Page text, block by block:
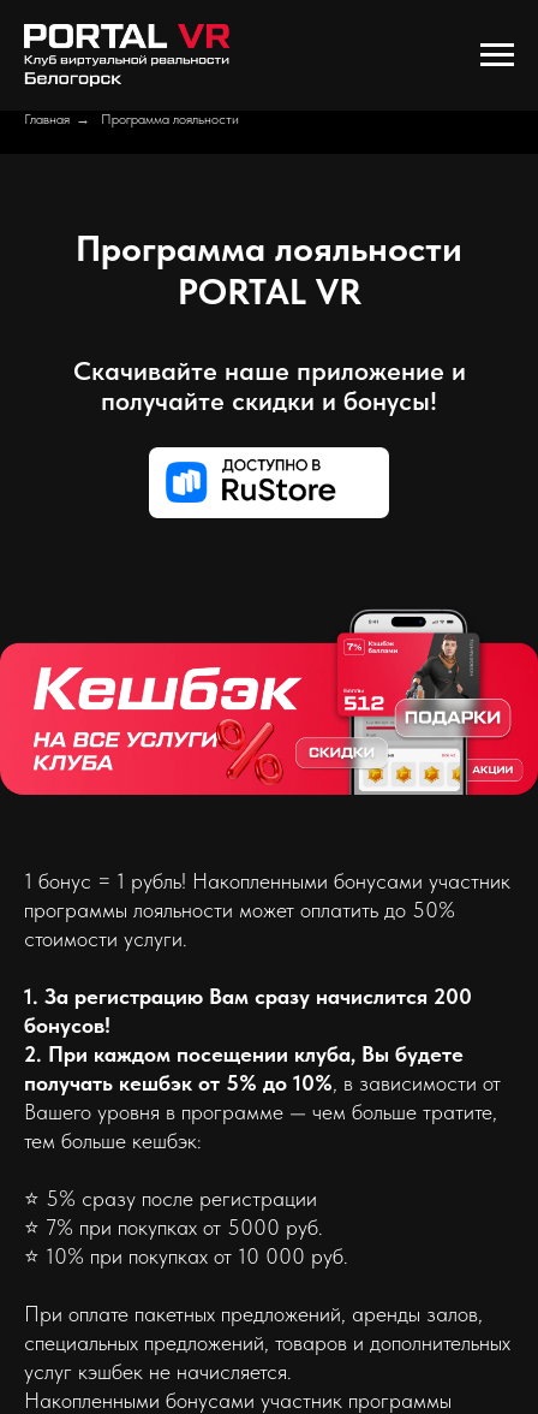
Главная → Программа лояльности
Программа лояльности
PORTAL VR
Скачивайте наше приложение и
получайте скидки и бонусы!
1 бонус = 1 рубль! Накопленными бонусами участник
программы лояльности может оплатить до 50%
стоимости услуги.
1. За регистрацию Вам сразу начислится 200
бонусов!
2. При каждом посещении клуба, Вы будете
получать кешбэк от 5% до 10% , в зависимости от
Вашего уровня в программе — чем больше тратите,
тем больше кешбэк:
⭐️ 5% сразу после регистрации
⭐️ 7% при покупках от 5000 руб.
⭐️ 10% при покупках от 10 000 руб.
При оплате пакетных предложений, аренды залов,
специальных предложений, товаров и дополнительных
услуг кэшбек не начисляется.
Накопленными бонусами участник программы